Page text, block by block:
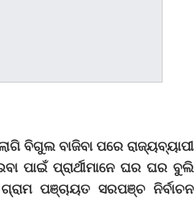
ବିଗୁଲ ବାଜିବା ପରେ ରାଜ୍ୟବ୍ୟାପୀ
ପାଇଁ ପ୍ରାର୍ଥୀମାନେ ଘର ଘର ବୁଲି
ପଞ୍ଚାୟତ ସରପଞ୍ଚ ନିର୍ବାଚନ